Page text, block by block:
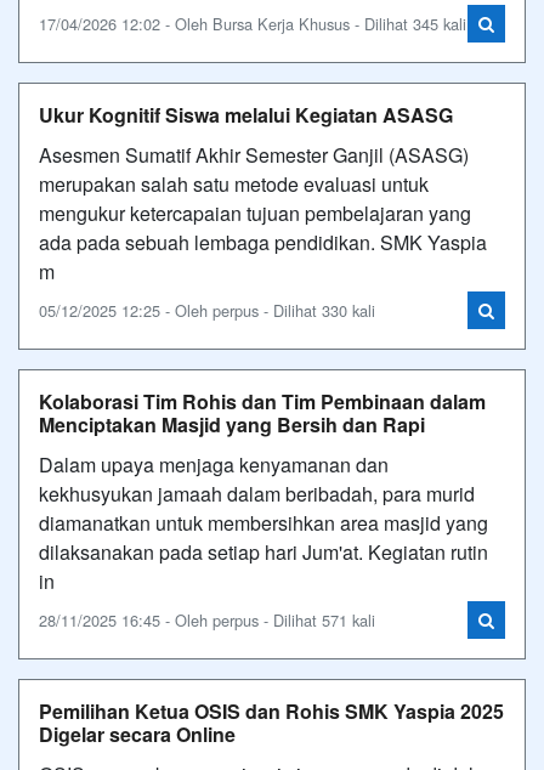
17/04/2026 12:02 - Oleh Bursa Kerja Khusus - Dilihat 345 kali
Ukur Kognitif Siswa melalui Kegiatan ASASG
Asesmen Sumatif Akhir Semester Ganjil (ASASG)
merupakan salah satu metode evaluasi untuk
mengukur ketercapaian tujuan pembelajaran yang
ada pada sebuah lembaga pendidikan. SMK Yaspia
m
05/12/2025 12:25 - Oleh perpus - Dilihat 330 kali
Kolaborasi Tim Rohis dan Tim Pembinaan dalam
Menciptakan Masjid yang Bersih dan Rapi
Dalam upaya menjaga kenyamanan dan
kekhusyukan jamaah dalam beribadah, para murid
diamanatkan untuk membersihkan area masjid yang
dilaksanakan pada setiap hari Jum'at. Kegiatan rutin
in
28/11/2025 16:45 - Oleh perpus - Dilihat 571 kali
Pemilihan Ketua OSIS dan Rohis SMK Yaspia 2025
Digelar secara Online